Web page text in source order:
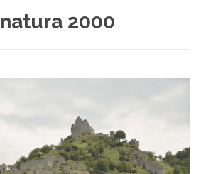
natura 2000